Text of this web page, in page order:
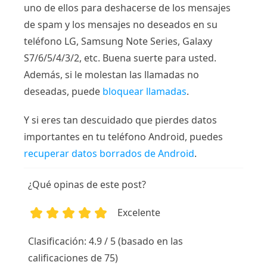
uno de ellos para deshacerse de los mensajes
de spam y los mensajes no deseados en su
teléfono LG, Samsung Note Series, Galaxy
S7/6/5/4/3/2, etc. Buena suerte para usted.
Además, si le molestan las llamadas no
deseadas, puede bloquear llamadas.
Y si eres tan descuidado que pierdes datos
importantes en tu teléfono Android, puedes
recuperar datos borrados de Android.
¿Qué opinas de este post?
Excelente
Clasificación: 4.9 / 5 (basado en las
calificaciones de 75)